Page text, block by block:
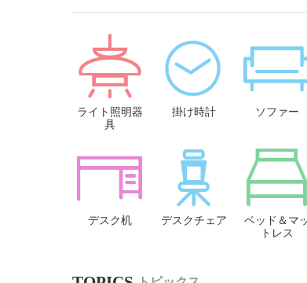
ライト照明器
具
掛け時計 ソファー
デスク机 デスクチェア
ベッド＆マ
トレス